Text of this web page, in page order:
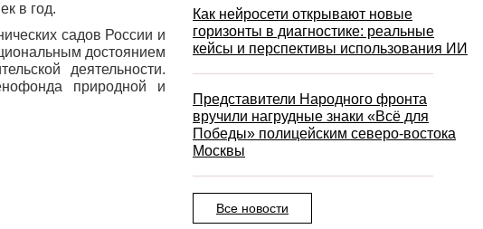
в год.
садов России и
достоянием
деятельности.
природной и
Как нейросети открывают новые
горизонты в диагностике: реальные
кейсы и перспективы использования ИИ
Представители Народного фронта
вручили нагрудные знаки «Всё для
Победы» полицейским северо-востока
Москвы
Все новости